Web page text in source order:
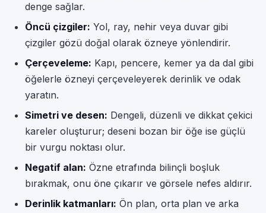
denge sağlar.
Öncü çizgiler: Yol, ray, nehir veya duvar gibi
çizgiler gözü doğal olarak özneye yönlendirir.
Çerçeveleme: Kapı, pencere, kemer ya da dal gibi
öğelerle özneyi çerçeveleyerek derinlik ve odak
yaratın.
Simetri ve desen: Dengeli, düzenli ve dikkat çekici
kareler oluşturur; deseni bozan bir öğe ise güçlü
bir vurgu noktası olur.
Negatif alan: Özne etrafında bilinçli boşluk
bırakmak, onu öne çıkarır ve görsele nefes aldırır.
Derinlik katmanları: Ön plan, orta plan ve arka